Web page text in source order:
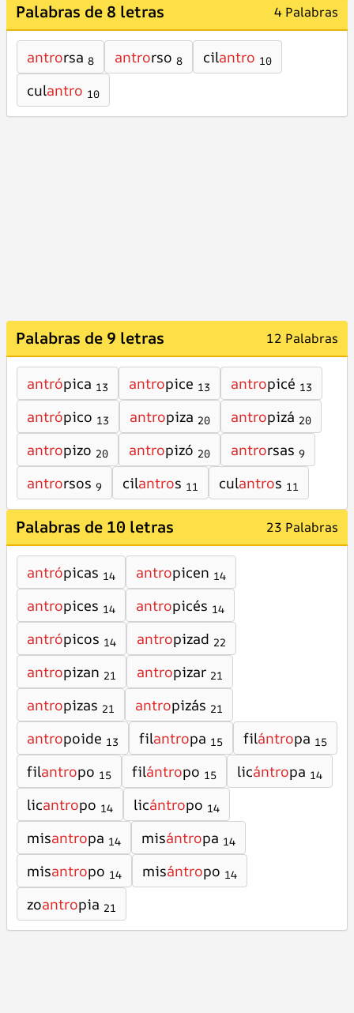
Palabras de 8 letras 4 Palabras
antrorsa 8 antrorso 8 cilantro 10
culantro 10
Palabras de 9 letras 12 Palabras
antrópica 13 antropice 13 antropicé 13
antrópico 13 antropiza 20 antropizá 20
antropizo 20 antropizó 20 antrorsas 9
antrorsos 9 cilantros 11 culantros 11
Palabras de 10 letras 23 Palabras
antrópicas 14 antropicen 14
antropices 14 antropicés 14
antrópicos 14 antropizad 22
antropizan 21 antropizar 21
antropizas 21 antropizás 21
antropoide 13 filantropa 15 filántropa 15
filantropo 15 filántropo 15 licántropa 14
licantropo 14 licántropo 14
misantropa 14 misántropa 14
misantropo 14 misántropo 14
zoantropia 21